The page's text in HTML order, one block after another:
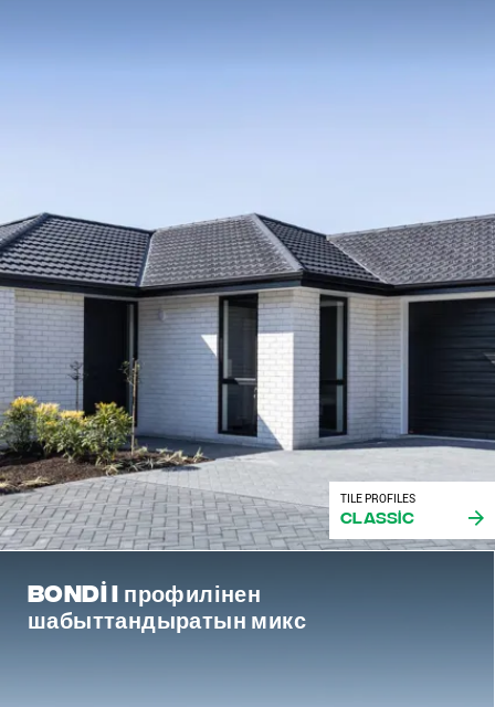
TILE PROFILES
Classic
Bondi I профилінен
шабыттандыратын микс